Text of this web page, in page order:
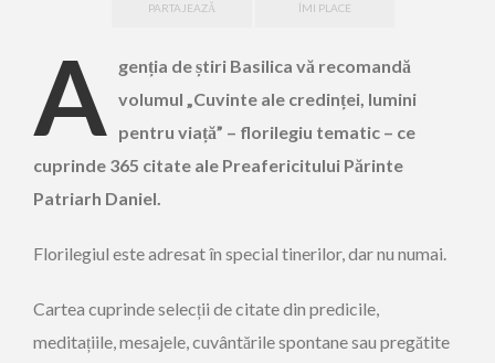
PARTAJEAZĂ ÎMI PLACE
A
genția de știri Basilica vă recomandă
volumul „Cuvinte ale credinței, lumini
pentru viață” – florilegiu tematic – ce
cuprinde 365 citate ale Preafericitului Părinte
Patriarh Daniel.
Florilegiul este adresat în special tinerilor, dar nu numai.
Cartea cuprinde selecții de citate din predicile,
meditațiile, mesajele, cuvântările spontane sau pregătite